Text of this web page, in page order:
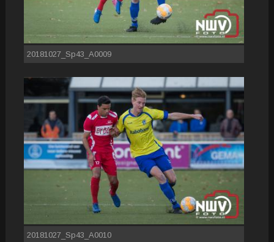
20181027_Sp43_A0009
20181027_Sp43_A0010